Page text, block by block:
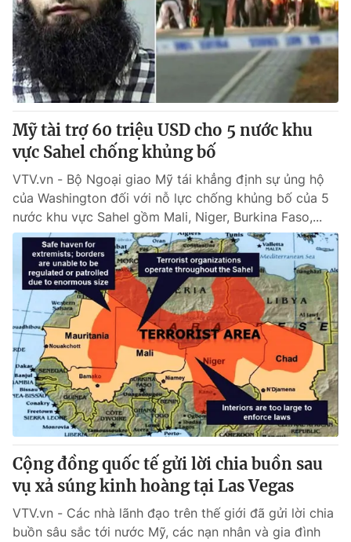
Mỹ tài trợ 60 triệu USD cho 5 nước khu
vực Sahel chống khủng bố
VTV.vn - Bộ Ngoại giao Mỹ tái khẳng định sự ủng hộ
của Washington đối với nỗ lực chống khủng bố của 5
nước khu vực Sahel gồm Mali, Niger, Burkina Faso,...
Cộng đồng quốc tế gửi lời chia buồn sau
vụ xả súng kinh hoàng tại Las Vegas
VTV.vn - Các nhà lãnh đạo trên thế giới đã gửi lời chia
buồn sâu sắc tới nước Mỹ, các nạn nhân và gia đình